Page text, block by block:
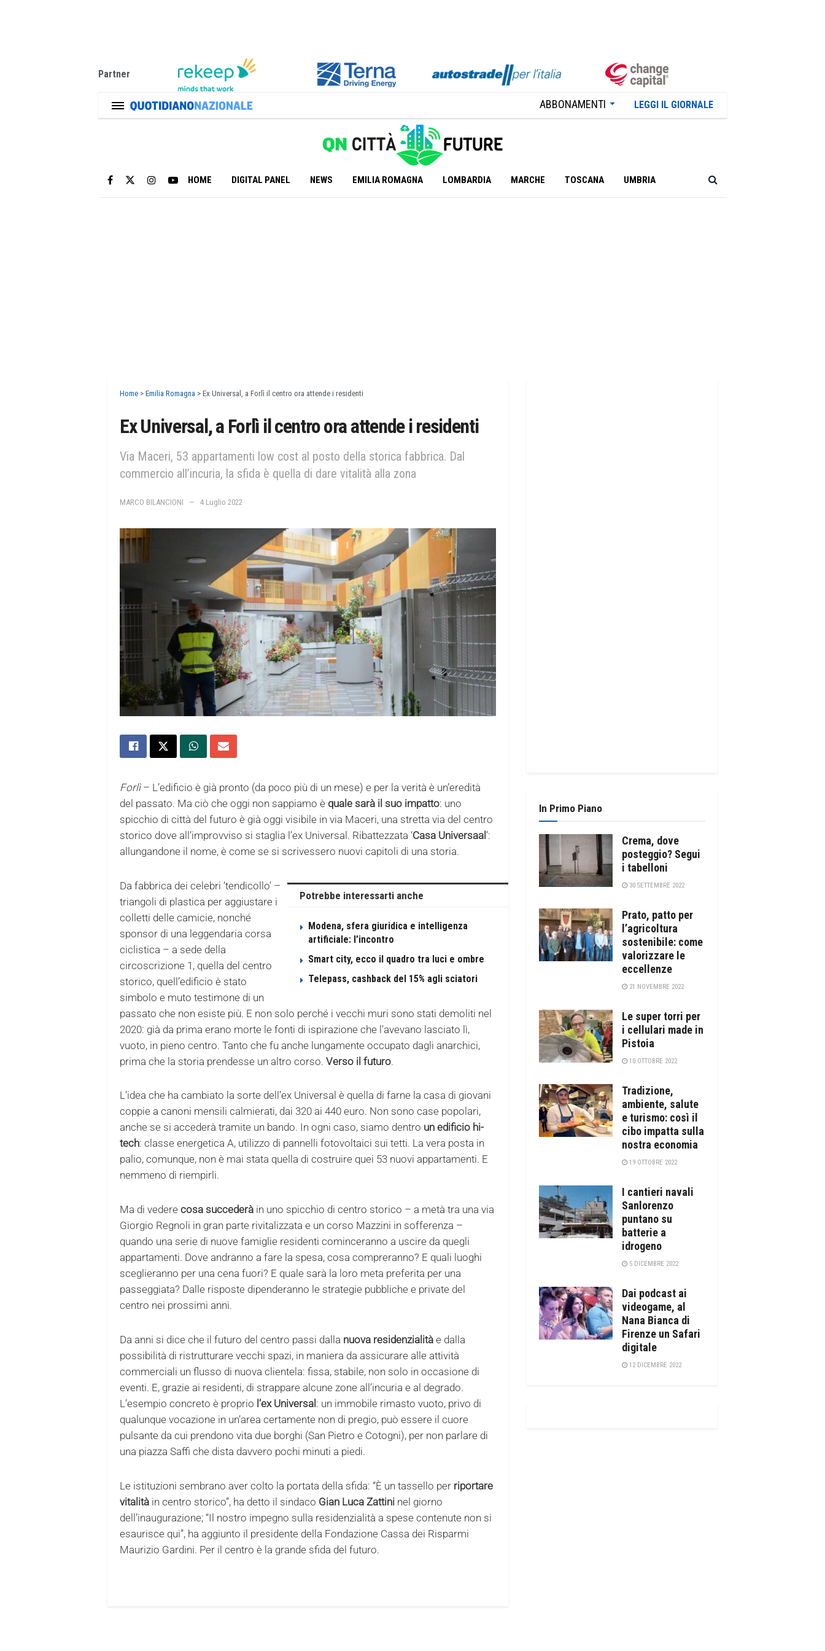
Partner
ABBONAMENTI LEGGI IL GIORNALE
HOME DIGITAL PANEL NEWS EMILIA ROMAGNA LOMBARDIA MARCHE TOSCANA UMBRIA
Home > Emilia Romagna > Ex Universal, a Forlì il centro ora attende i residenti
Ex Universal, a Forlì il centro ora attende i residenti
Via Maceri, 53 appartamenti low cost al posto della storica fabbrica. Dal
commercio all’incuria, la sfida è quella di dare vitalità alla zona
MARCO BILANCIONI 4 Luglio 2022
Forlì– L’edificio è già pronto (da poco più di un mese) e per la verità è un’eredità
del passato. Ma ciò che oggi non sappiamo è quale sarà il suo impatto: uno
spicchio di città del futuro è già oggi visibile in via Maceri, una stretta via del centro
storico dove all’improvviso si staglia l’ex Universal. Ribattezzata ‘Casa Universaal’:
allungandone il nome, è come se si scrivessero nuovi capitoli di una storia.
Potrebbe interessarti anche
Modena, sfera giuridica e intelligenza
artificiale: l’incontro
Smart city, ecco il quadro tra luci e ombre
Telepass, cashback del 15% agli sciatori
Da fabbrica dei celebri ‘tendicollo’ –
triangoli di plastica per aggiustare i
colletti delle camicie, nonché
sponsor di una leggendaria corsa
ciclistica – a sede della
circoscrizione 1, quella del centro
storico, quell’edificio è stato
simbolo e muto testimone di un
passato che non esiste più. E non solo perché i vecchi muri sono stati demoliti nel
2020: già da prima erano morte le fonti di ispirazione che l’avevano lasciato lì,
vuoto, in pieno centro. Tanto che fu anche lungamente occupato dagli anarchici,
prima che la storia prendesse un altro corso. Verso il futuro.
L’idea che ha cambiato la sorte dell’ex Universal è quella di farne la casa di giovani
coppie a canoni mensili calmierati, dai 320 ai 440 euro. Non sono case popolari,
anche se si accederà tramite un bando. In ogni caso, siamo dentro un edificio hi-
tech: classe energetica A, utilizzo di pannelli fotovoltaici sui tetti. La vera posta in
palio, comunque, non è mai stata quella di costruire quei 53 nuovi appartamenti. E
nemmeno di riempirli.
Ma di vedere cosa succederà in uno spicchio di centro storico – a metà tra una via
Giorgio Regnoli in gran parte rivitalizzata e un corso Mazzini in sofferenza –
quando una serie di nuove famiglie residenti cominceranno a uscire da quegli
appartamenti. Dove andranno a fare la spesa, cosa compreranno? E quali luoghi
sceglieranno per una cena fuori? E quale sarà la loro meta preferita per una
passeggiata? Dalle risposte dipenderanno le strategie pubbliche e private del
centro nei prossimi anni.
Da anni si dice che il futuro del centro passi dalla nuova residenzialità e dalla
possibilità di ristrutturare vecchi spazi, in maniera da assicurare alle attività
commerciali un flusso di nuova clientela: fissa, stabile, non solo in occasione di
eventi. E, grazie ai residenti, di strappare alcune zone all’incuria e al degrado.
L’esempio concreto è proprio l’ex Universal: un immobile rimasto vuoto, privo di
qualunque vocazione in un’area certamente non di pregio, può essere il cuore
pulsante da cui prendono vita due borghi (San Pietro e Cotogni), per non parlare di
una piazza Saffi che dista davvero pochi minuti a piedi.
Le istituzioni sembrano aver colto la portata della sfida: “È un tassello per riportare
vitalità in centro storico”, ha detto il sindaco Gian Luca Zattini nel giorno
dell’inaugurazione; “Il nostro impegno sulla residenzialità a spese contenute non si
esaurisce qui”, ha aggiunto il presidente della Fondazione Cassa dei Risparmi
Maurizio Gardini. Per il centro è la grande sfida del futuro.
In Primo Piano
Crema, dove
posteggio? Segui
i tabelloni
30 SETTEMBRE 2022
Prato, patto per
l’agricoltura
sostenibile: come
valorizzare le
eccellenze
21 NOVEMBRE 2022
Le super torri per
i cellulari made in
Pistoia
10 OTTOBRE 2022
Tradizione,
ambiente, salute
e turismo: così il
cibo impatta sulla
nostra economia
19 OTTOBRE 2022
I cantieri navali
Sanlorenzo
puntano su
batterie a
idrogeno
5 DICEMBRE 2022
Dai podcast ai
videogame, al
Nana Bianca di
Firenze un Safari
digitale
12 DICEMBRE 2022